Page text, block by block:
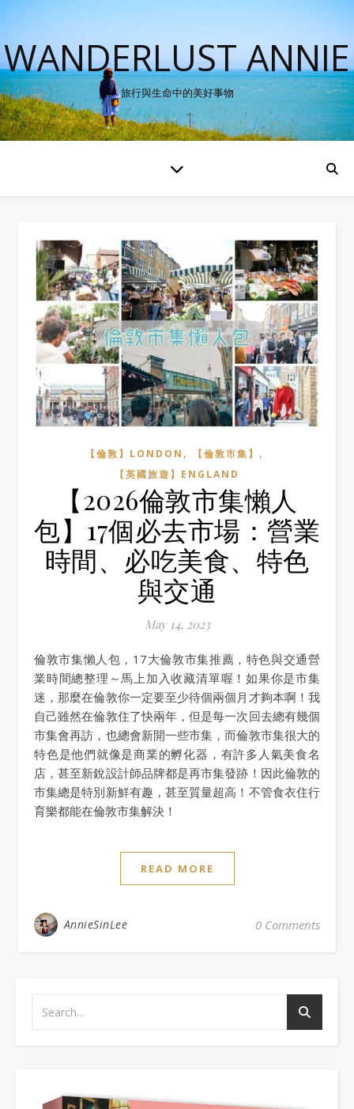
WANDERLUST ANNIE
旅行與生命中的美好事物
【倫敦】LONDON , 【倫敦市集】 ,
【英國旅遊】ENGLAND
【2026倫敦市集懶人
包】17個必去市場：營業
時間、必吃美食、特色
與交通
May 14, 2023
倫敦市集懶人包，17大倫敦市集推薦，特色與交通營
業時間總整理～馬上加入收藏清單喔！如果你是市集
迷，那麼在倫敦你一定要至少待個兩個月才夠本啊！我
自己雖然在倫敦住了快兩年，但是每一次回去總有幾個
市集會再訪，也總會新開一些市集，而倫敦市集很大的
特色是他們就像是商業的孵化器，有許多人氣美食名
店，甚至新銳設計師品牌都是再市集發跡！因此倫敦的
市集總是特別新鮮有趣，甚至質量超高！不管食衣住行
育樂都能在倫敦市集解決！
READ MORE
AnnieSinLee 0 Comments